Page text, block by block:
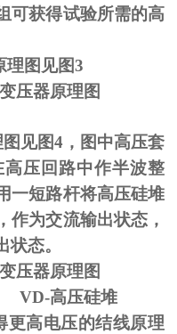
可获得试验所需的高
理图见图3
压器原理图
见图4 ，图中高压套
压回路中作半波整
一短路杆将高压硅堆
作为交流输出状态，
态。
压器原理图
VD-高压硅堆
更高电压的结线原理